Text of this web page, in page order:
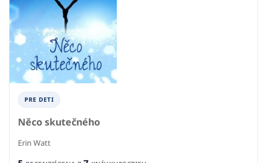
PRE DETI
Něco skutečného
Erin Watt